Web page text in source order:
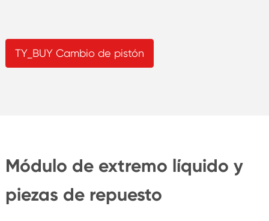
TY_BUY Cambio de pistón
Módulo de extremo líquido y
piezas de repuesto